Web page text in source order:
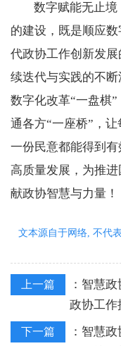
数字赋能无止
的建设，既是顺应
代政协工作创新发
续迭代与实践的不
数字化改革“一盘棋
通各方“一座桥”，
一份民意都能得到
高质量发展，为推
献政协智慧与力量！
文本源自于网络, 不代
上一篇 ： 智慧政
政协工作
下一篇 ： 智慧政